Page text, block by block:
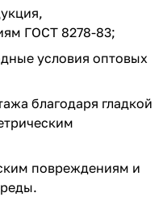
ГОСТ 8278-83;
условия оптовых
благодаря гладкой
повреждениям и